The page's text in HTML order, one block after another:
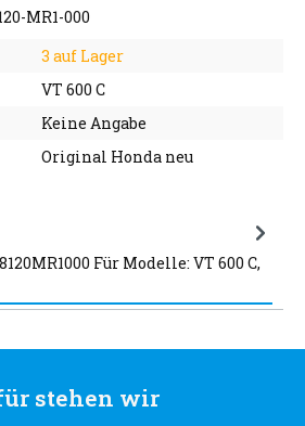
MR1-000
3 auf Lager
VT 600 C
Keine Angabe
Original Honda neu
Für Modelle: VT 600 C,
stehen wir